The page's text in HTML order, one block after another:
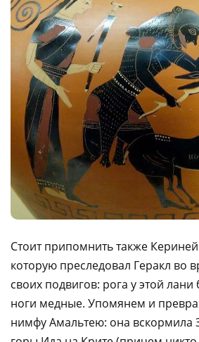
Стоит припомнить также
которую преследовал Геракл во
своих подвигов: рога у этой
ноги медные. Упомянем и
нимфу Амальтею: она вскормила